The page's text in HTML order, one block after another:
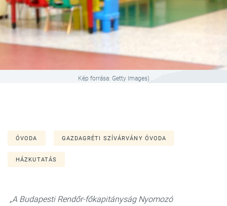
Kép forrása: Getty Images)
ÓVODA GAZDAGRÉTI SZÍVÁRVÁNY ÓVODA
HÁZKUTATÁS
„A Budapesti Rendőr-főkapitányság Nyomozó